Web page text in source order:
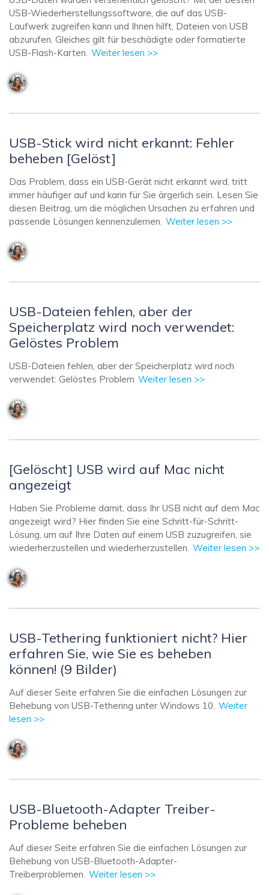
USB-Wiederherstellungssoftware, die auf das USB-
Laufwerk zugreifen kann und Ihnen hilft, Dateien von USB
abzurufen. Gleiches gilt für beschädigte oder formatierte
USB-Flash-Karten. Weiter lesen >>
USB-Stick wird nicht erkannt: Fehler
beheben [Gelöst]
Das Problem, dass ein USB-Gerät nicht erkannt wird, tritt
immer häufiger auf und kann für Sie ärgerlich sein. Lesen Sie
diesen Beitrag, um die möglichen Ursachen zu erfahren und
passende Lösungen kennenzulernen. Weiter lesen >>
USB-Dateien fehlen, aber der
Speicherplatz wird noch verwendet:
Gelöstes Problem
USB-Dateien fehlen, aber der Speicherplatz wird noch
verwendet: Gelöstes Problem Weiter lesen >>
[Gelöscht] USB wird auf Mac nicht
angezeigt
Haben Sie Probleme damit, dass Ihr USB nicht auf dem Mac
angezeigt wird? Hier finden Sie eine Schritt-für-Schritt-
Lösung, um auf Ihre Daten auf einem USB zuzugreifen, sie
wiederherzustellen und wiederherzustellen. Weiter lesen >>
USB-Tethering funktioniert nicht? Hier
erfahren Sie, wie Sie es beheben
können! (9 Bilder)
Auf dieser Seite erfahren Sie die einfachen Lösungen zur
Behebung von USB-Tethering unter Windows 10. Weiter
lesen >>
USB-Bluetooth-Adapter Treiber-
Probleme beheben
Auf dieser Seite erfahren Sie die einfachen Lösungen zur
Behebung von USB-Bluetooth-Adapter-
Treiberproblemen. Weiter lesen >>